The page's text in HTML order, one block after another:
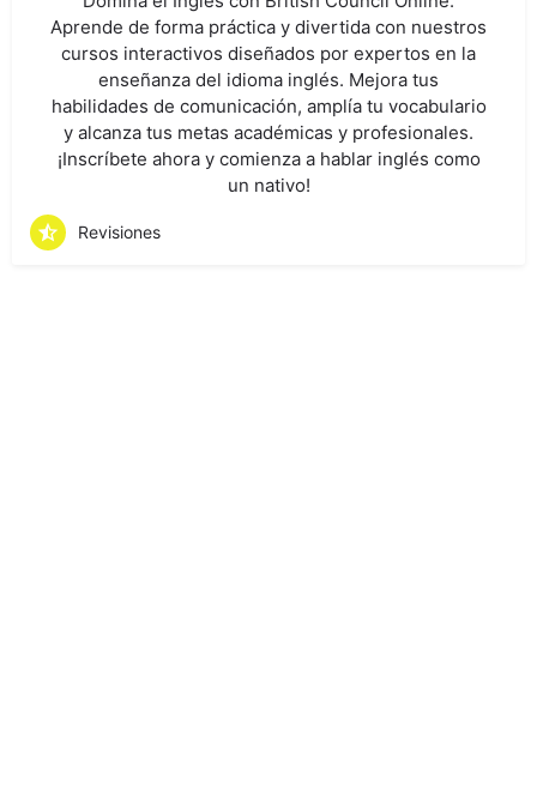
Aprende de forma práctica y divertida con nuestros
cursos interactivos diseñados por expertos en la
enseñanza del idioma inglés. Mejora tus
habilidades de comunicación, amplía tu vocabulario
y alcanza tus metas académicas y profesionales.
¡Inscríbete ahora y comienza a hablar inglés como
un nativo!
Revisiones